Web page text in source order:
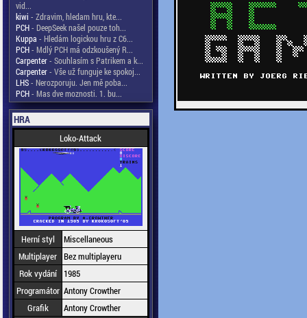
vid...
kiwi - Zdravim, hledam hru, kte...
PCH- DeepSeek našel pouze toh...
Kuppa - Hledám logickou hru z C6...
PCH- Mdlý PCH má odzkoušený R...
Carpenter- Souhlasím s Patrikem a k...
Carpenter- Vše už funguje ke spokoj...
LHS- Nerozporuju. Jen mě poba...
PCH- Mas dve moznosti. 1. bu...
HRA
Loko-Attack
Herní styl
Miscellaneous
Multiplayer Bez multiplayeru
Rok vydání
1985
Programátor Antony Crowther
Grafik
Antony Crowther